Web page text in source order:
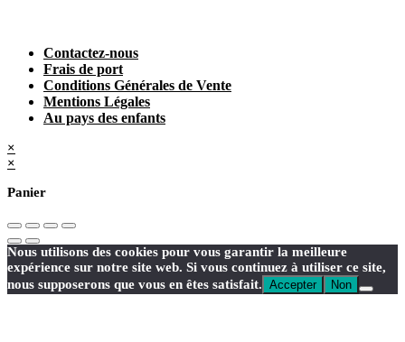
Contactez-nous
Frais de port
Conditions Générales de Vente
Mentions Légales
Au pays des enfants
×
×
Panier
Nous utilisons des cookies pour vous garantir la meilleure
expérience sur notre site web. Si vous continuez à utiliser ce site,
nous supposerons que vous en êtes satisfait. Accepter Non